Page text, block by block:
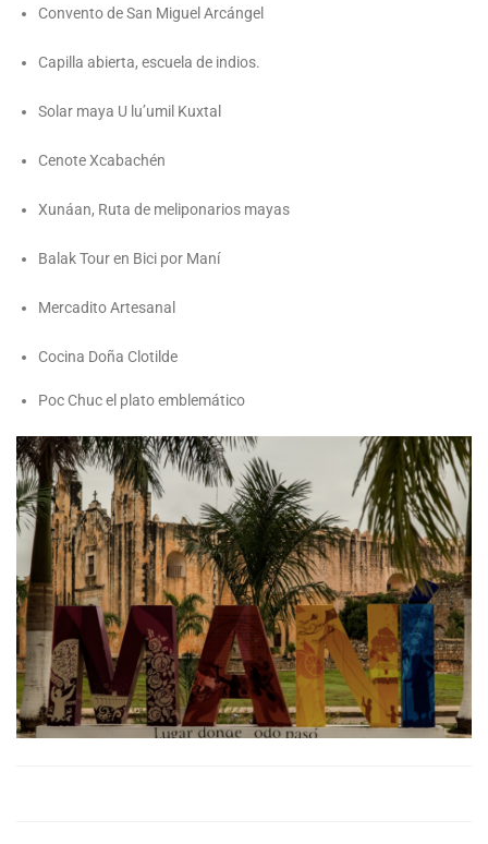
Convento de San Miguel Arcángel
Capilla abierta, escuela de indios.
Solar maya U lu’umil Kuxtal
Cenote Xcabachén
Xunáan, Ruta de meliponarios mayas
Balak Tour en Bici por Maní
Mercadito Artesanal
Cocina Doña Clotilde
Poc Chuc el plato emblemático